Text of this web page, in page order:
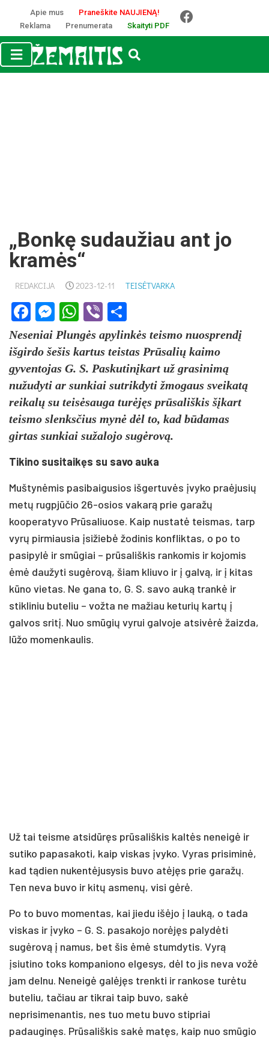
Apie mus
Praneškite NAUJIENĄ!
Reklama
Prenumerata Skaityti PDF
„Bonkę sudaužiau ant jo
kramės“
REDAKCIJA 2023-12-11 TEISĖTVARKA
Facebook
Messenger
WhatsApp
Viber
Neseniai Plungės apylinkės teismo nuosprendį
išgirdo šešis kartus teistas Prūsalių kaimo
gyventojas G. S. Paskutinįkart už grasinimą
nužudyti ar sunkiai sutrikdyti žmogaus sveikatą
reikalų su teisėsauga turėjęs prūsališkis šįkart
teismo slenksčius mynė dėl to, kad būdamas
girtas sunkiai sužalojo sugėrovą.
Tikino susitaikęs su savo auka
Muštynėmis pasibaigusios išgertuvės įvyko praėjusių
metų rugpjūčio 26-osios vakarą prie garažų
kooperatyvo Prūsaliuose. Kaip nustatė teismas, tarp
vyrų pirmiausia įsižiebė žodinis konfliktas, o po to
pasipylė ir smūgiai – prūsališkis rankomis ir kojomis
ėmė daužyti sugėrovą, šiam kliuvo ir į galvą, ir į kitas
kūno vietas. Ne gana to, G. S. savo auką trankė ir
stikliniu buteliu – vožta ne mažiau keturių kartų į
galvos sritį. Nuo smūgių vyrui galvoje atsivėrė žaizda,
lūžo momenkaulis.
Už tai teisme atsidūręs prūsališkis kaltės neneigė ir
sutiko papasakoti, kaip viskas įvyko. Vyras prisiminė,
kad tądien nukentėjusysis buvo atėjęs prie garažų.
Ten neva buvo ir kitų asmenų, visi gėrė.
Po to buvo momentas, kai jiedu išėjo į lauką, o tada
viskas ir įvyko – G. S. pasakojo norėjęs palydėti
sugėrovą į namus, bet šis ėmė stumdytis. Vyrą
įsiutino toks kompaniono elgesys, dėl to jis neva vožė
jam delnu. Neneigė galėjęs trenkti ir rankose turėtu
buteliu, tačiau ar tikrai taip buvo, sakė
neprisimenantis, nes tuo metu buvo stipriai
padauginęs. Prūsališkis sakė matęs, kaip nuo smūgio